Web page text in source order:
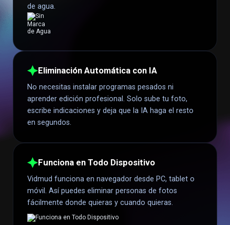
de agua.
Funciona en Todo Dispositivo
Vidmud funciona en navegador desde PC, tablet o
móvil. Así puedes eliminar personas de fotos
fácilmente donde quieras y cuando quieras.
Eliminación Automática con IA
No necesitas instalar programas pesados ni
aprender edición profesional. Solo sube tu foto,
escribe indicaciones y deja que la IA haga el resto
en segundos.